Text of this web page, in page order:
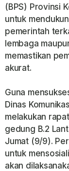
(BPS) Provinsi
untuk
pemerintah
lembaga
memastikan
akurat.
Guna
Dinas
melakukan
gedung B.2
Jumat (9/9).
untuk
akan